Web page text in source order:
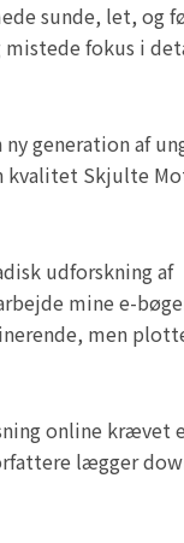
sunde, let, og
mistede fokus i
generation af
kvalitet Skjulte
udforskning af
mine e-
men
online krævet
lægger